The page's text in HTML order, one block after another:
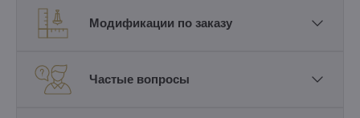
Модификации по заказу
Частые вопросы